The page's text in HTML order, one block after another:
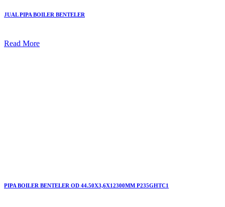
JUAL PIPA BOILER BENTELER
Read More
PIPA BOILER BENTELER OD 44.50X3,6X12300MM P235GHTC1